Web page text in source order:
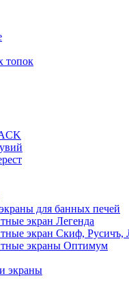
топок
для банных печей
экран Легенда
экран Скиф, Русичъ,
экраны Оптимум
экраны